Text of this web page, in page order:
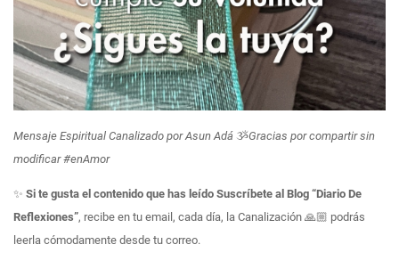
Mensaje Espiritual Canalizado por Asun Adá ૐGracias por compartir sin
modificar #enAmor
✨ Si te gusta el contenido que has leído Suscríbete al Blog “Diario De
Reflexiones”, recibe en tu email, cada día, la Canalización 🙏🏼 podrás
leerla cómodamente desde tu correo.